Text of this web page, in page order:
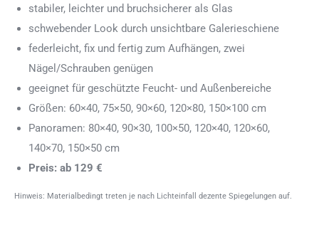
stabiler, leichter und bruchsicherer als Glas
schwebender Look durch unsichtbare Galerieschiene
federleicht, fix und fertig zum Aufhängen, zwei
Nägel/Schrauben genügen
geeignet für geschützte Feucht- und Außenbereiche
Größen: 60×40, 75×50, 90×60, 120×80, 150×100 cm
Panoramen: 80×40, 90×30, 100×50, 120×40, 120×60,
140×70, 150×50 cm
Preis: ab 129 €
Hinweis: Materialbedingt treten je nach Lichteinfall dezente Spiegelungen auf.